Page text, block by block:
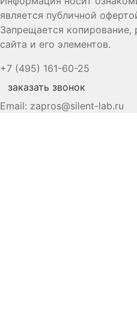
является публичной
Запрещается копирование,
сайта и его элементов.
+7 (495) 161-60-25
заказать звонок
Email: zapros@silent-lab.ru